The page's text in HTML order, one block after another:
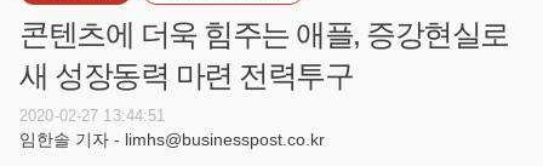
콘텐츠에 더욱 힘주는 애플, 증강현실로
새 성장동력 마련 전력투구
2020-02-27 13:44:51
임한솔 기자 - limhs@businesspost.co.kr